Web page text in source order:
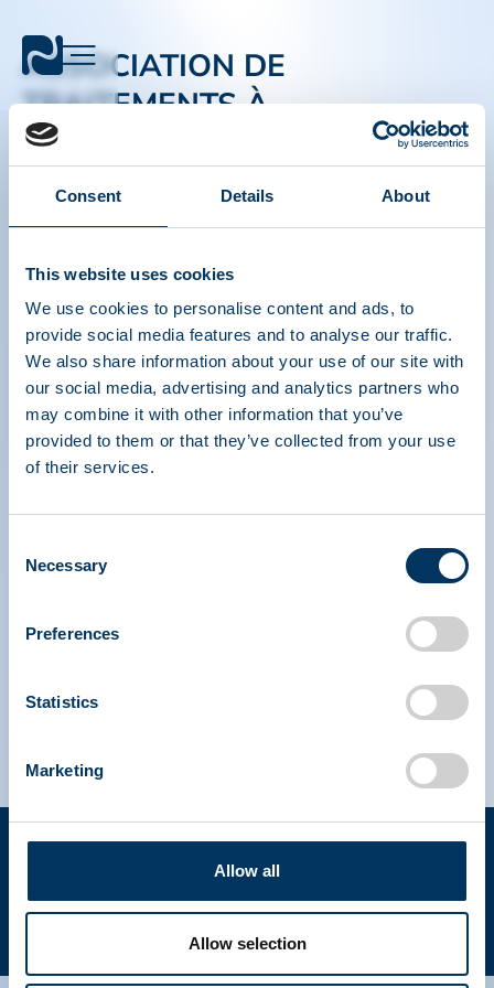
Consent Details About
This website uses cookies
We use cookies to personalise content and ads, to
provide social media features and to analyse our traffic.
We also share information about your use of our site with
our social media, advertising and analytics partners who
may combine it with other information that you’ve
provided to them or that they’ve collected from your use
of their services.
Selection
Necessary
Preferences
Statistics
Marketing
Allow all
Allow selection
ASSOCIATION DE
TRAITEMENTS À
BASE DE PROTÉINES
PLASMATIQUES
PPTA
Contact
Resources
Médias et événements
Thérapies à base de plasma
Faire un don
FAQ sur le plasma
Liens Rapide
Outils de sensibilisation
IQPP
IPAW Europe
Conditions
Déclaration
Droits d'auteur © 2023 PPTA. Tous droits réservés. (202)